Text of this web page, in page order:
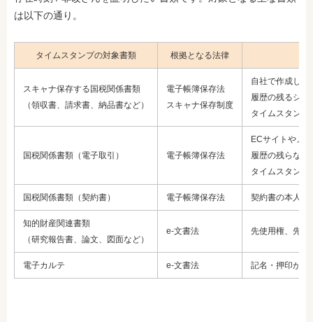
は以下の通り。
タイムスタンプの対象書類 根拠となる法律
スキャナ保存する国税関係書類
（領収書、請求書、納品書など）
電子帳簿保存法
スキャナ保存制度
自社で作成した
履歴の残るシス
タイムスタンプ
国税関係書類（電子取引） 電子帳簿保存法
ECサイトやメ
履歴の残らない
タイムスタンプ
国税関係書類（契約書） 電子帳簿保存法 契約書の本人性
知的財産関連書類
（研究報告書、論文、図面など）
e-文書法 先使用権、先発
電子カルテ e-文書法 記名・押印が必